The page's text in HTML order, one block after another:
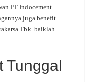
PT Indocement
juga benefit
Tbk. baiklah
Tunggal